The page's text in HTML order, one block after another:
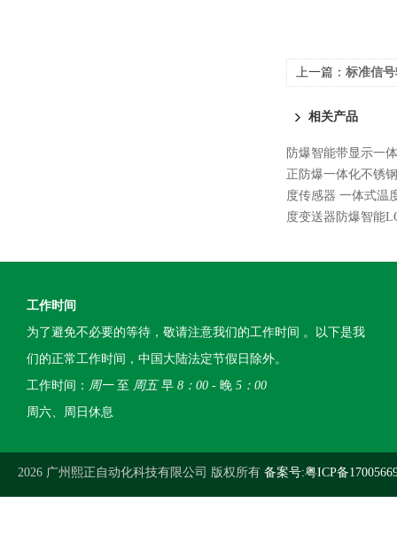
上一篇： 标准信
相关产品
防爆智能带显示一
正防爆一体化不锈
度传感器 一体式温
度变送器防爆智能
工作时间
为了避免不必要的等待，敬请注意我们的工作时间 。以下是我
们的正常工作时间，中国大陆法定节假日除外。
工作时间： 周一至 周五早 8：00 - 晚 5：00
周六、周日休息
2026 广州熙正自动化科技有限公司 版权所有 备案号:粤ICP备